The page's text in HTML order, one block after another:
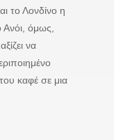
το Λονδίνο η
Ανόι, όμως,
να
καφέ σε μια